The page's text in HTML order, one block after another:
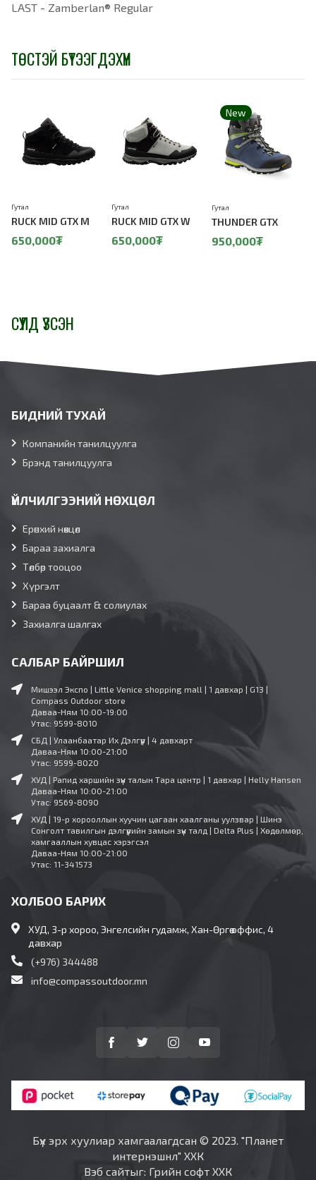
LAST - Zamberlan® Regular
ТӨСТЭЙ БҮТЭЭГДЭХҮҮН
RUCK MID GTX M
Гутал
650,000₮
RUCK MID GTX W
Гутал
650,000₮
New
THUNDER GTX
Гутал
950,000₮
СҮҮЛД ҮЗСЭН
БИДНИЙ ТУХАЙ
Компанийн танилцуулга
Брэнд танилцуулга
ҮЙЛЧИЛГЭЭНИЙ НӨХЦӨЛ
Ерөнхий нөхцөл
Бараа захиалга
Төлбөр тооцоо
Хүргэлт
Бараа буцаалт & солиулах
Захиалга шалгах
САЛБАР БАЙРШИЛ
Мишээл Экспо | Little Venice shopping mall | 1 давхар | G13 |
Compass Outdoor store
Даваа-Ням 10:00-19:00
Утас: 9599-8010
СБД | Улаанбаатар Их Дэлгүүр | 4 давхарт
Даваа-Ням 10:00-21:00
Утас: 9599-8020
ХУД | Рапид харшийн зүүн талын Тара центр | 1 давхар | Helly Hansen
Даваа-Ням 10:00-21:00
Утас: 9569-8090
ХУД | 19-р хорооллын хуучин цагаан хаалганы уулзвар | Шинэ
Сонголт тавилгын дэлгүүрийн замын зүүн талд | Delta Plus | Хөдөлмөр,
хамгааллын хувцас хэрэгсэл
Даваа-Ням 10:00-21:00
Утас: 11-341573
ХОЛБОО БАРИХ
ХУД, 3-р хороо, Энгелсийн гудамж, Хан-Өргөө оффис, 4
давхар
(+976) 344488
info@compassoutdoor.mn
Бүх эрх хуулиар хамгаалагдсан © 2023. "Планет
интернэшнл" ХХК
Вэб сайтыг: Грийн софт ХХК